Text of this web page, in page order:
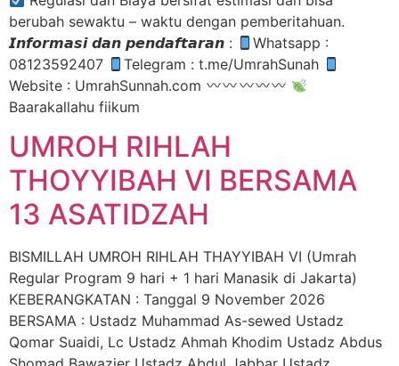
berubah sewaktu – waktu dengan pemberitahuan.
𝙄𝙣𝙛𝙤𝙧𝙢𝙖𝙨𝙞 𝙙𝙖𝙣 𝙥𝙚𝙣𝙙𝙖𝙛𝙩𝙖𝙧𝙖𝙣 :
Whatsapp :
08123592407
Telegram : t.me/UmrahSunah
Website : UmrahSunnah.com
Baarakallahu fiikum
UMROH RIHLAH
THOYYIBAH VI BERSAMA
13 ASATIDZAH
BISMILLAH UMROH RIHLAH THAYYIBAH VI (Umrah
Regular Program 9 hari + 1 hari Manasik di Jakarta)
KEBERANGKATAN : Tanggal 9 November 2026
BERSAMA : Ustadz Muhammad As-sewed Ustadz
Qomar Suaidi, Lc Ustadz Ahmah Khodim Ustadz Abdus